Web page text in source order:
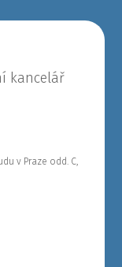
kancelář
v Praze odd. C,